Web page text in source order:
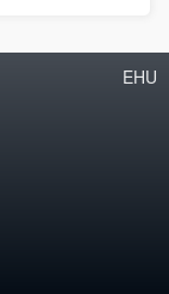
EHU